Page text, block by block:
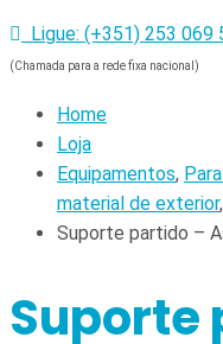
Ligue: (+351) 253 069
(Chamada para a rede fixa nacional)
Home
Loja
Equipamentos,
material de exterior,
Suporte partido –
Suporte